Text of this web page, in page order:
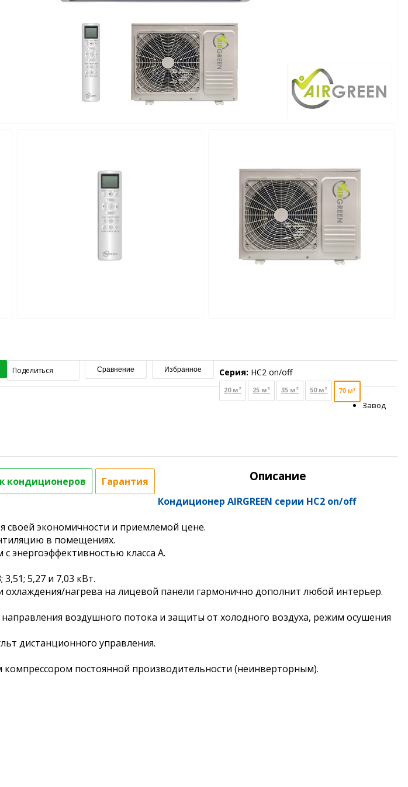
Поделиться Сравнение Избранное Серия: HC2 on/off
20 м² 25 м² 35 м² 50 м² 70 м²
Завод
кондиционеров Гарантия Описание
Кондиционер AIRGREEN серии HC2 on/off
своей экономичности и приемлемой цене.
в помещениях.
энергоэффективностью класса А.
5,27 и 7,03 кВт.
нагрева на лицевой панели гармонично дополнит любой интерьер.
воздушного потока и защиты от холодного воздуха, режим осушения
дистанционного управления.
постоянной производительности (неинверторным).